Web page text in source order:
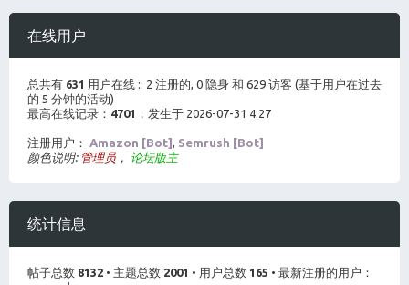
在线用户
总共有 631 用户在线 :: 2 注册的, 0 隐身 和 629 访客 (基于用户在过去
的 5 分钟的活动)
最高在线记录： 4701 ，发生于 2026-07-31 4:27
注册用户： Amazon [Bot] , Semrush [Bot]
颜色说明: 管理员 ， 论坛版主
统计信息
帖子总数 8132 • 主题总数 2001 • 用户总数 165 • 最新注册的用户：